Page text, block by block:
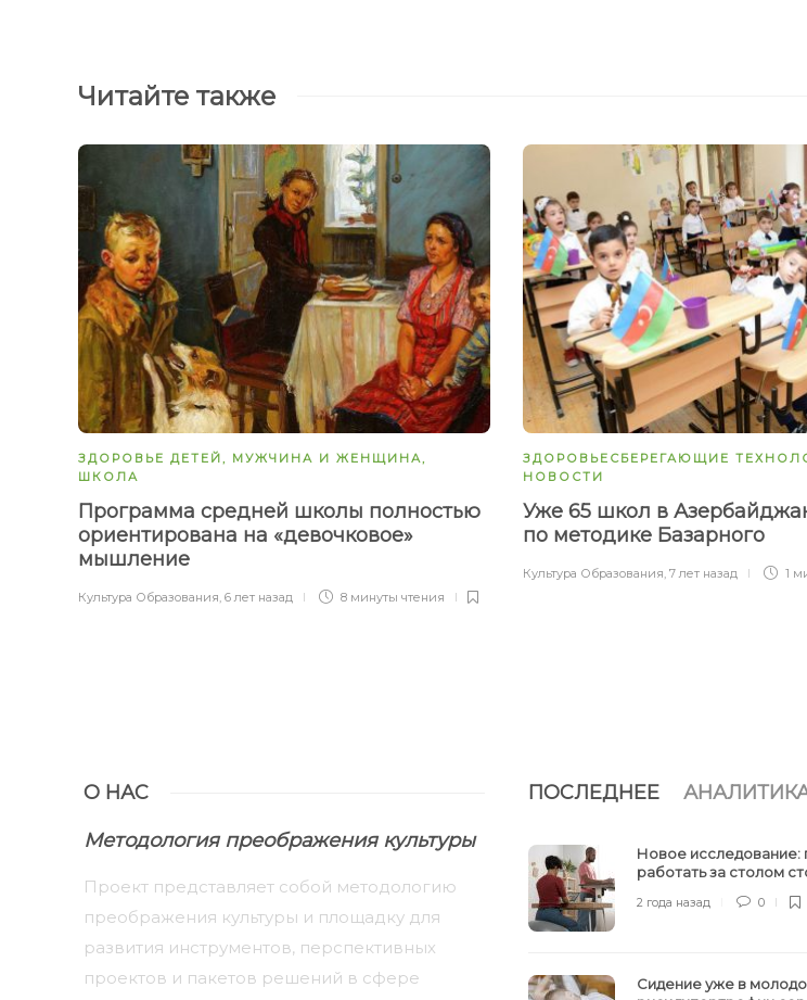
Читайте также
ЗДОРОВЬЕ ДЕТЕЙ, МУЖЧИНА И ЖЕНЩИНА,
ШКОЛА
Программа средней школы полностью
ориентирована на «девочковое»
мышление
Культура Образования, 6 лет назад 8 минуты чтения
ЗДОРОВЬЕСБЕРЕГАЮЩИЕ
НОВОСТИ
Уже 65 школ в
по методике Базарного
Культура Образования, 7 лет назад 1
О НАС
Методология преображения культуры
Проект представляет собой методологию
преображения культуры и площадку для
развития инструментов, перспективных
проектов и пакетов решений в сфере
ПОСЛЕДНЕЕ
Новое исследование:
работать за столом
2 года назад 0
Сидение уже в